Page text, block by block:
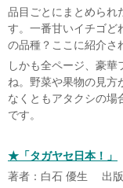
品目ごとにまとめられ
す。一番甘いイチゴど
の品種？ここに紹介さ
しかも全ページ、豪
ね。野菜や果物の見方
なくともアタクシの場
です。
★「タガヤセ日本！」
著者：白石 優生 出版